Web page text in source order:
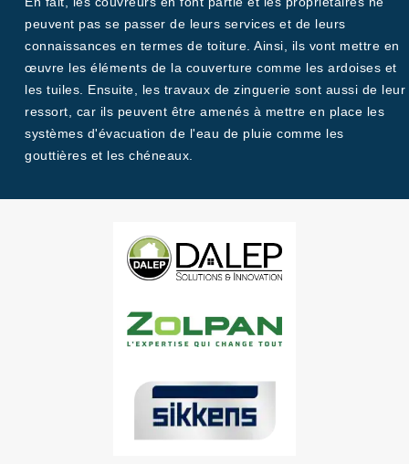
peuvent pas se passer de leurs services et de leurs
connaissances en termes de toiture. Ainsi, ils vont mettre en
œuvre les éléments de la couverture comme les ardoises et
les tuiles. Ensuite, les travaux de zinguerie sont aussi de leur
ressort, car ils peuvent être amenés à mettre en place les
systèmes d'évacuation de l'eau de pluie comme les
gouttières et les chéneaux.